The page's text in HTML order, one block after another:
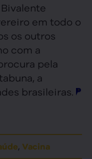
em todo o
os outros
com a
pela
a
brasileiras.
, Vacina